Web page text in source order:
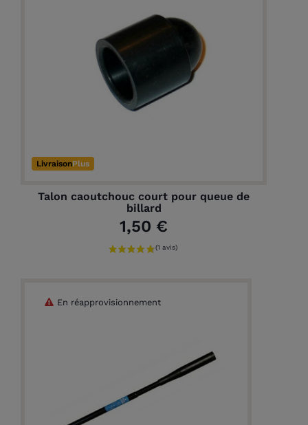
LivraisonPlus
Talon caoutchouc court pour queue de
billard
1,50 €
En réapprovisionnement